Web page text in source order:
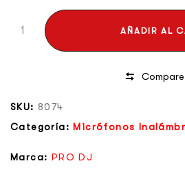
AÑADIR AL
Compare
SKU: 8074
Categoría: Micrófonos
Marca: PRO DJ